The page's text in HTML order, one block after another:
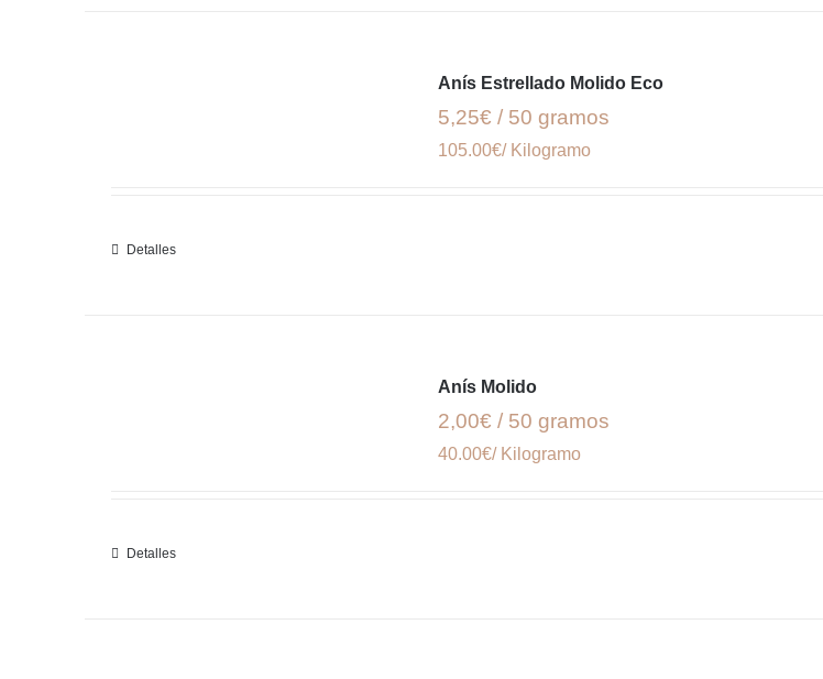
Anís Estrellado Molido Eco
5,25€ / 50 gramos
105.00€/ Kilogramo
Detalles
Anís Molido
2,00€ / 50 gramos
40.00€/ Kilogramo
Detalles